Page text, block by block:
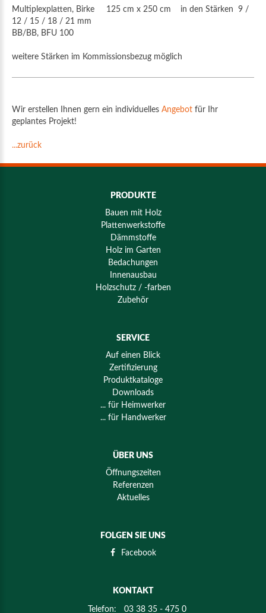
Multiplexplatten, Birke 125 cm x 250 cm in den Stärken 9 /
12 / 15 / 18 / 21 mm
BB/BB, BFU 100
weitere Stärken im Kommissionsbezug möglich
Wir erstellen Ihnen gern ein individuelles Angebot für Ihr
geplantes Projekt!
...zurück
PRODUKTE
Bauen mit Holz
Plattenwerkstoffe
Dämmstoffe
Holz im Garten
Bedachungen
Innenausbau
Holzschutz / -farben
Zubehör
SERVICE
Auf einen Blick
Zertifizierung
Produktkataloge
Downloads
... für Heimwerker
... für Handwerker
ÜBER UNS
Öffnungszeiten
Referenzen
Aktuelles
FOLGEN SIE UNS
Facebook
KONTAKT
Telefon: 03 38 35 - 475 0